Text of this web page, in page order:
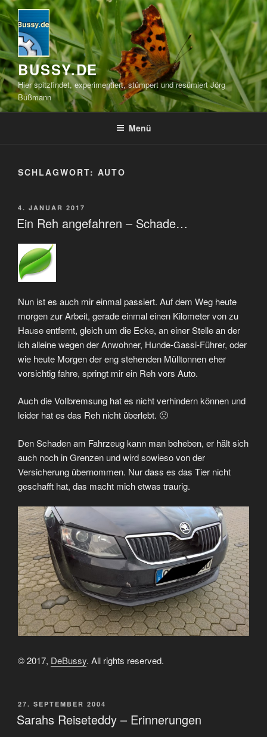
Zum
Inhalt
springen
BUSSY.DE
Hier spitzfindet, experimentiert, stümpert und resümiert Jörg
Bußmann
Menü
SCHLAGWORT: AUTO
VERÖFFENTLICHT
AM
4. JANUAR 2017
Ein Reh angefahren – Schade…
Nun ist es auch mir einmal passiert. Auf dem Weg heute
morgen zur Arbeit, gerade einmal einen Kilometer von zu
Hause entfernt, gleich um die Ecke, an einer Stelle an der
ich alleine wegen der Anwohner, Hunde-Gassi-Führer, oder
wie heute Morgen der eng stehenden Mülltonnen eher
vorsichtig fahre, springt mir ein Reh vors Auto.
Auch die Vollbremsung hat es nicht verhindern können und
leider hat es das Reh nicht überlebt. 🙁
Den Schaden am Fahrzeug kann man beheben, er hält sich
auch noch in Grenzen und wird sowieso von der
Versicherung übernommen. Nur dass es das Tier nicht
geschafft hat, das macht mich etwas traurig.
© 2017, DeBussy. All rights reserved.
VERÖFFENTLICHT
AM
27. SEPTEMBER 2004
Sarahs Reiseteddy – Erinnerungen